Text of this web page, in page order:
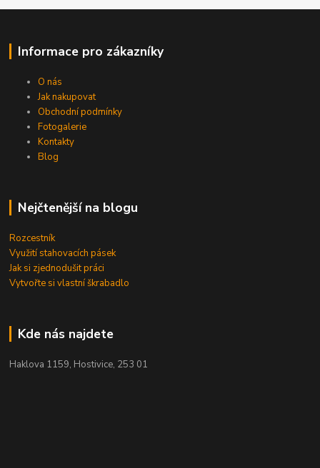
Informace pro zákazníky
O nás
Jak nakupovat
Obchodní podmínky
Fotogalerie
Kontakty
Blog
Nejčtenější na blogu
Rozcestník
Využití stahovacích pásek
Jak si zjednodušit práci
Vytvořte si vlastní škrabadlo
Kde nás najdete
Haklova 1159, Hostivice, 253 01